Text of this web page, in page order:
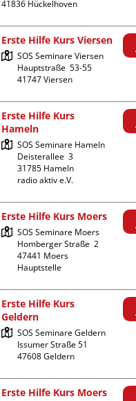
Erste Hilfe Kurs Viersen
SOS Seminare Viersen
Hauptstraße  53-55
Erste Hilfe Kurs
Hameln
SOS Seminare Hameln
Deisterallee  3
31785 Hameln
radio aktiv e.V.
Erste Hilfe Kurs Moers
SOS Seminare Moers
Homberger Straße  2
47441 Moers
Hauptstelle
Erste Hilfe Kurs
Geldern
SOS Seminare Geldern
Issumer Straße 51
Erste Hilfe Kurs Moers